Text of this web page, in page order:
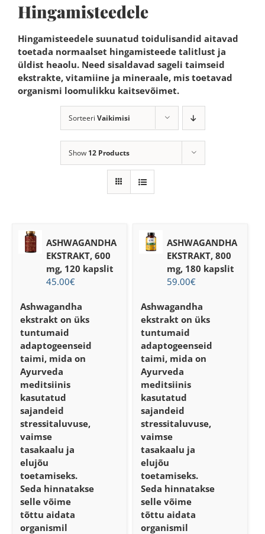
Hingamisteedele
Hingamisteedele suunatud toidulisandid aitavad
toetada normaalset hingamisteede talitlust ja
üldist heaolu. Need sisaldavad sageli taimseid
ekstrakte, vitamiine ja mineraale, mis toetavad
organismi loomulikku kaitsevõimet.
Sorteeri Vaikimisi
Show 12 Products
ASHWAGANDHA
EKSTRAKT, 600
mg, 120 kapslit
45.00€
Ashwagandha
ekstrakt on üks
tuntumaid
adaptogeenseid
taimi, mida on
Ayurveda
meditsiinis
kasutatud
sajandeid
stressitaluvuse,
vaimse
tasakaalu ja
elujõu
toetamiseks.
Seda hinnatakse
selle võime
tõttu aidata
organismil
ASHWAGANDHA
EKSTRAKT, 800
mg, 180 kapslit
59.00€
Ashwagandha
ekstrakt on üks
tuntumaid
adaptogeenseid
taimi, mida on
Ayurveda
meditsiinis
kasutatud
sajandeid
stressitaluvuse,
vaimse
tasakaalu ja
elujõu
toetamiseks.
Seda hinnatakse
selle võime
tõttu aidata
organismil